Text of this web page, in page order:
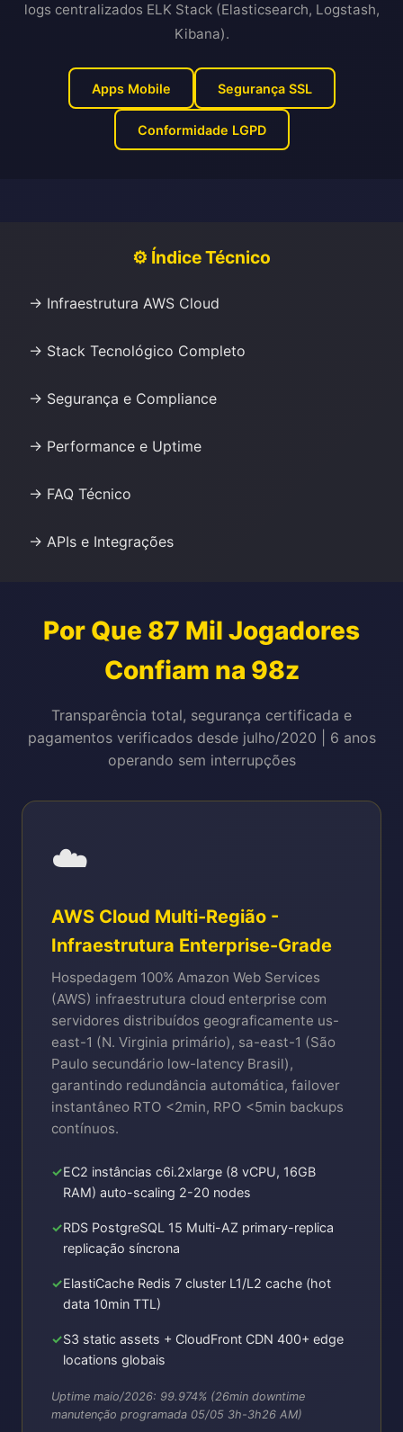
logs centralizados ELK Stack (Elasticsearch, Logstash,
Kibana).
Apps Mobile Segurança SSL
Conformidade LGPD
⚙️ Índice Técnico
→ Infraestrutura AWS Cloud
→ Stack Tecnológico Completo
→ Segurança e Compliance
→ Performance e Uptime
→ FAQ Técnico
→ APIs e Integrações
Por Que 87 Mil Jogadores
Confiam na 98z
Transparência total, segurança certificada e
pagamentos verificados desde julho/2020 | 6 anos
operando sem interrupções
☁️
AWS Cloud Multi-Região -
Infraestrutura Enterprise-Grade
Hospedagem 100% Amazon Web Services
(AWS) infraestrutura cloud enterprise com
servidores distribuídos geograficamente us-
east-1 (N. Virginia primário), sa-east-1 (São
Paulo secundário low-latency Brasil),
garantindo redundância automática, failover
instantâneo RTO <2min, RPO <5min backups
contínuos.
EC2 instâncias c6i.2xlarge (8 vCPU, 16GB
RAM) auto-scaling 2-20 nodes
RDS PostgreSQL 15 Multi-AZ primary-replica
replicação síncrona
ElastiCache Redis 7 cluster L1/L2 cache (hot
data 10min TTL)
S3 static assets + CloudFront CDN 400+ edge
locations globais
Uptime maio/2026: 99.974% (26min downtime
manutenção programada 05/05 3h-3h26 AM)